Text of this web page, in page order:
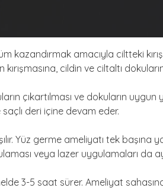
amacıyla ciltteki
cildin ve ciltaltı
çıkartılması ve dokuların
deri içine devam eder.
Yüz germe ameliyatı tek
veya lazer uygulamaları da
3-5 saat sürer. Ameliyat